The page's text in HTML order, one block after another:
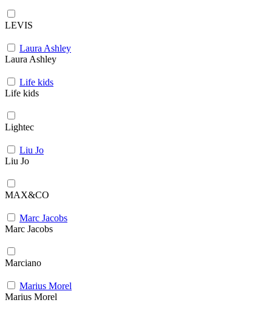
LEVIS
Laura Ashley
Laura Ashley
Life kids
Life kids
Lightec
Liu Jo
Liu Jo
MAX&CO
Marc Jacobs
Marc Jacobs
Marciano
Marius Morel
Marius Morel